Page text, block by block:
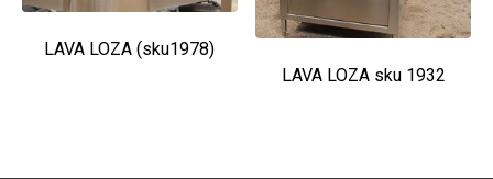
LAVA LOZA (sku1978)
LAVA LOZA sku 1932